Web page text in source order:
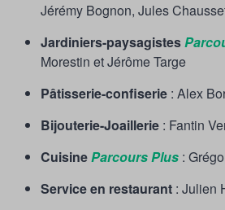
Jérémy Bognon, Jules
Jardiniers-paysagistes
Morestin et Jérôme Targe
Pâtisserie-confiserie : Alex
Bijouterie-Joaillerie : Fantin
CuisineParcours Plus :
Service en restaurant : Julien